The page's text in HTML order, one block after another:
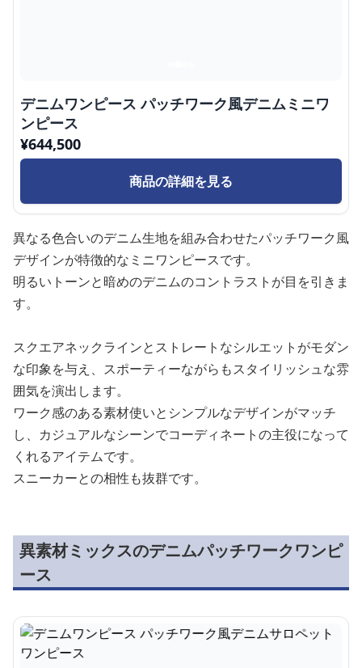
デニムワンピース パッチワーク風デニムミニワ
ンピース
¥644,500
商品の詳細を見る
異なる色合いのデニム生地を組み合わせたパッチワーク風
デザインが特徴的なミニワンピースです。
明るいトーンと暗めのデニムのコントラストが目を引きま
す。
スクエアネックラインとストレートなシルエットがモダン
な印象を与え、スポーティーながらもスタイリッシュな雰
囲気を演出します。
ワーク感のある素材使いとシンプルなデザインがマッチ
し、カジュアルなシーンでコーディネートの主役になって
くれるアイテムです。
スニーカーとの相性も抜群です。
異素材ミックスのデニムパッチワークワンピ
ース